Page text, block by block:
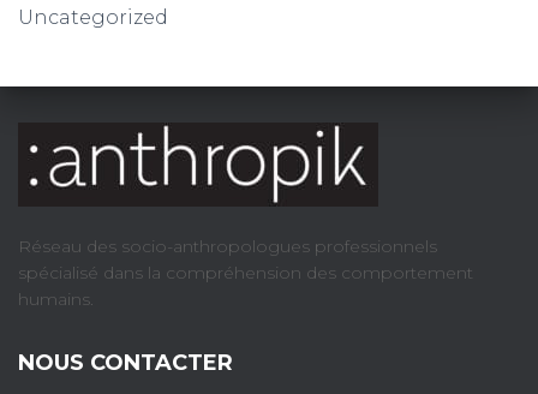
Uncategorized
Réseau des socio-anthropologues professionnels
spécialisé dans la compréhension des comportement
humains.
NOUS CONTACTER